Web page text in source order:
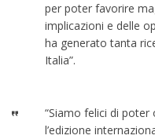
per poter favorire
implicazioni e delle
ha generato tanta
Italia”.
“Siamo felici di
l’edizione